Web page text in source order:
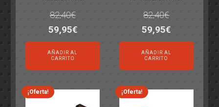
82,40€
El
precio
original
era:
82,40€.
59,95€El
precio
es:
59,95€.
AÑADIR AL
CARRITO
82,40€
El
precio
original
era:
82,40€.
59,95€El
precio
es:
59,95€.
AÑADIR AL
CARRITO
¡Oferta! ¡Oferta!